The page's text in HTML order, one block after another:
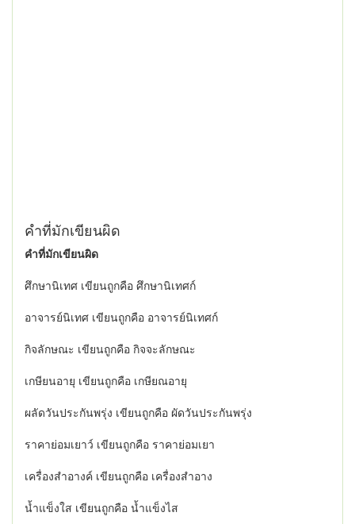
คำที่มักเขียนผิด
คำที่มักเขียนผิด
ศึกษานิเทศ เขียนถูกคือ ศึกษานิเทศก์
อาจารย์นิเทศ เขียนถูกคือ อาจารย์นิเทศก์
กิจลักษณะ เขียนถูกคือ กิจจะลักษณะ
เกษียนอายุ เขียนถูกคือ เกษียณอายุ
ผลัดวันประกันพรุ่ง เขียนถูกคือ ผัดวันประกันพรุ่ง
ราคาย่อมเยาว์ เขียนถูกคือ ราคาย่อมเยา
เครื่องสำอางค์ เขียนถูกคือ เครื่องสำอาง
น้ำแข็งใส เขียนถูกคือ น้ำแข็งไส